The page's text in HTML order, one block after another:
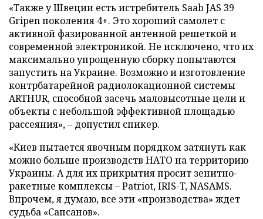
«Также у Швеции есть истребитель Saab JAS 39
Gripen поколения 4+. Это хороший самолет с
активной фазированной антенной решеткой и
современной электроникой. Не исключено, что их
максимально упрощенную сборку попытаются
запустить на Украине. Возможно и изготовление
контрбатарейной радиолокационной системы
ARTHUR, способной засечь маловысотные цели и
объекты с небольшой эффективной площадью
рассеяния», – допустил спикер.
«Киев пытается явочным порядком затянуть как
можно больше производств НАТО на территорию
Украины. А для их прикрытия просит зенитно-
ракетные комплексы – Patriot, IRIS-T, NASAMS.
Впрочем, я думаю, все эти «производства» ждет
судьба «Сапсанов».